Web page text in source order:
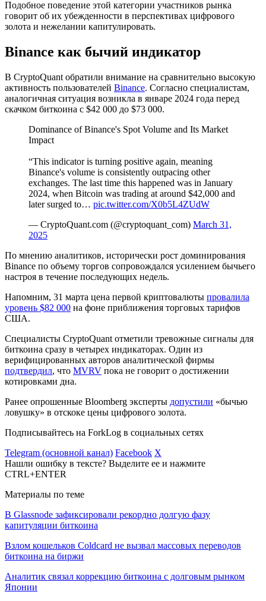
Подобное поведение этой категории участников рынка
говорит об их убежденности в перспективах цифрового
золота и нежелании капитулировать.
Binance как бычий индикатор
В CryptoQuant обратили внимание на сравнительно высокую
активность пользователей Binance. Согласно специалистам,
аналогичная ситуация возникла в январе 2024 года перед
скачком биткоина с $42 000 до $73 000.
Dominance of Binance's Spot Volume and Its Market
Impact
“This indicator is turning positive again, meaning
Binance's volume is consistently outpacing other
exchanges. The last time this happened was in January
2024, when Bitcoin was trading at around $42,000 and
later surged to… pic.twitter.com/X0b5L4ZUdW
— CryptoQuant.com (@cryptoquant_com) March 31,
2025
По мнению аналитиков, исторически рост доминирования
Binance по объему торгов сопровождался усилением бычьего
настроя в течение последующих недель.
Напомним, 31 марта цена первой криптовалюты провалила
уровень $82 000 на фоне приближения торговых тарифов
США.
Специалисты CryptoQuant отметили тревожные сигналы для
биткоина сразу в четырех индикаторах. Один из
верифицированных авторов аналитической фирмы
подтвердил, что MVRV пока не говорит о достижении
котировками дна.
Ранее опрошенные Bloomberg эксперты допустили «бычью
ловушку» в отскоке цены цифрового золота.
Подписывайтесь на ForkLog в социальных сетях
Telegram (основной канал) Facebook X
Нашли ошибку в тексте? Выделите ее и нажмите
CTRL+ENTER
Материалы по теме
В Glassnode зафиксировали рекордно долгую фазу
капитуляции биткоина
Взлом кошельков Coldcard не вызвал массовых переводов
биткоина на биржи
Аналитик связал коррекцию биткоина с долговым рынком
Японии